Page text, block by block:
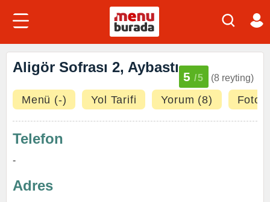
Aligör Sofrası 2, Aybastı
5 /5 (8 reyting)
Menü (-) Yol Tarifi Yorum (8)
Telefon
-
Adres